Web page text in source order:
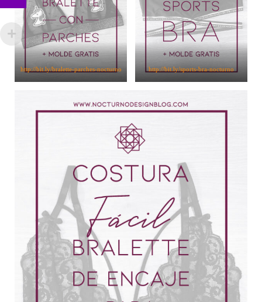
http://bit.ly/bralette-parches-nocturno http://bit.ly/sports-bra-nocturno